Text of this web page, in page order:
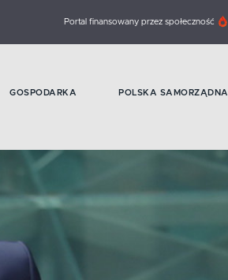
Portal finansowany przez społeczność
GOSPODARKA POLSKA SAMORZĄDNA